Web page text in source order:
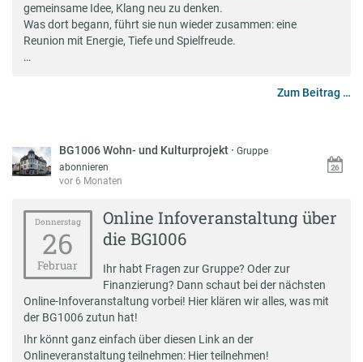
gemeinsame Idee, Klang neu zu denken.
Was dort begann, führt sie nun wieder zusammen: eine
Reunion mit Energie, Tiefe und Spielfreude.
…
Zum Beitrag …
BG1006 Wohn- und Kulturprojekt ·Gruppe
abonnieren
vor 6 Monaten
Donnerstag
26
Februar
Online Infoveranstaltung über
die BG1006
Ihr habt Fragen zur Gruppe? Oder zur
Finanzierung? Dann schaut bei der nächsten
Online-Infoveranstaltung vorbei! Hier klären wir alles, was mit
der BG1006 zutun hat!
Ihr könnt ganz einfach über diesen Link an der
Onlineveranstaltung teilnehmen: Hier teilnehmen!